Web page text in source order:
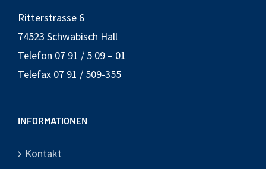
Ritterstrasse 6
74523 Schwäbisch Hall
Telefon 07 91 / 5 09 – 01
Telefax 07 91 / 509-355
INFORMATIONEN
Kontakt